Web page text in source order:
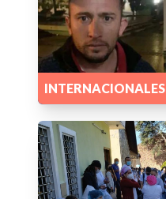
INTERNACIONALES